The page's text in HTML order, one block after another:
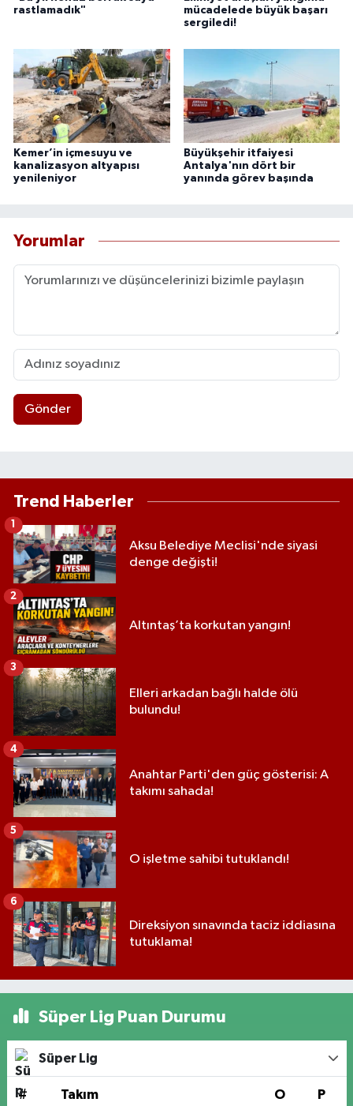
rastlamadık"
mücadelede büyük başarı
sergiledi!
Kemer’in içmesuyu ve
kanalizasyon altyapısı
yenileniyor
Büyükşehir itfaiyesi
Antalya'nın dört bir
yanında görev başında
Yorumlar
Gönder
Trend Haberler
Aksu Belediye Meclisi'nde siyasi
denge değişti!
Altıntaş’ta korkutan yangın!
2
Elleri arkadan bağlı halde ölü
bulundu!
3
Anahtar Parti'den güç gösterisi: A
takımı sahada!
4
O işletme sahibi tutuklandı!
5
Direksiyon sınavında taciz iddiasına
tutuklama!
6
Süper Lig Puan Durumu
Süper Lig
# Takım O P